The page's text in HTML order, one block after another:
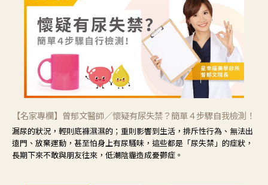
【名家專欄】曾郁文醫師／懷疑有尿失禁？簡單４步驟自我檢測！
漏尿的狀況，輕則底褲濕濕的；重則影響到生活，排斥性行為、無法出
遠門、放棄運動，甚至怕身上有尿騷味，這些都是「尿失禁」的症狀，
長期下來不敢與朋友往來，低潮陰霾造成憂鬱症。